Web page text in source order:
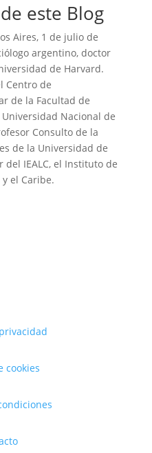
este Blog
Aires, 1 de julio de
argentino, doctor
de Harvard.
Centro de
de la Facultad de
Nacional de
Consulto de la
de la Universidad de
del IEALC, el Instituto de
el Caribe.
cookies